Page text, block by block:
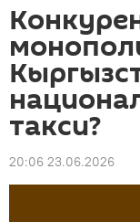
такси?
20:06 23.06.2026